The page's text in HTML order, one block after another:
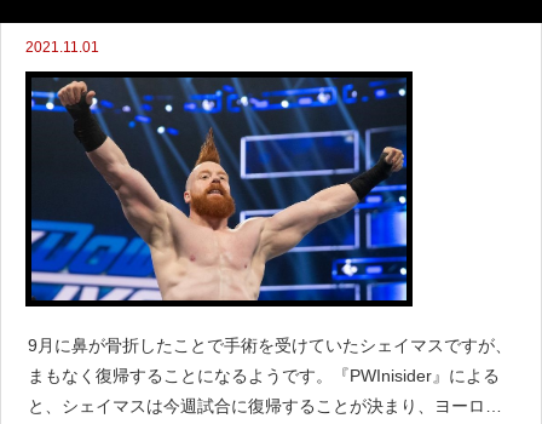
2021.11.01
9月に鼻が骨折したことで手術を受けていたシェイマスですが、
まもなく復帰することになるようです。『PWInisider』による
と、シェイマスは今週試合に復帰することが決まり、ヨーロッ